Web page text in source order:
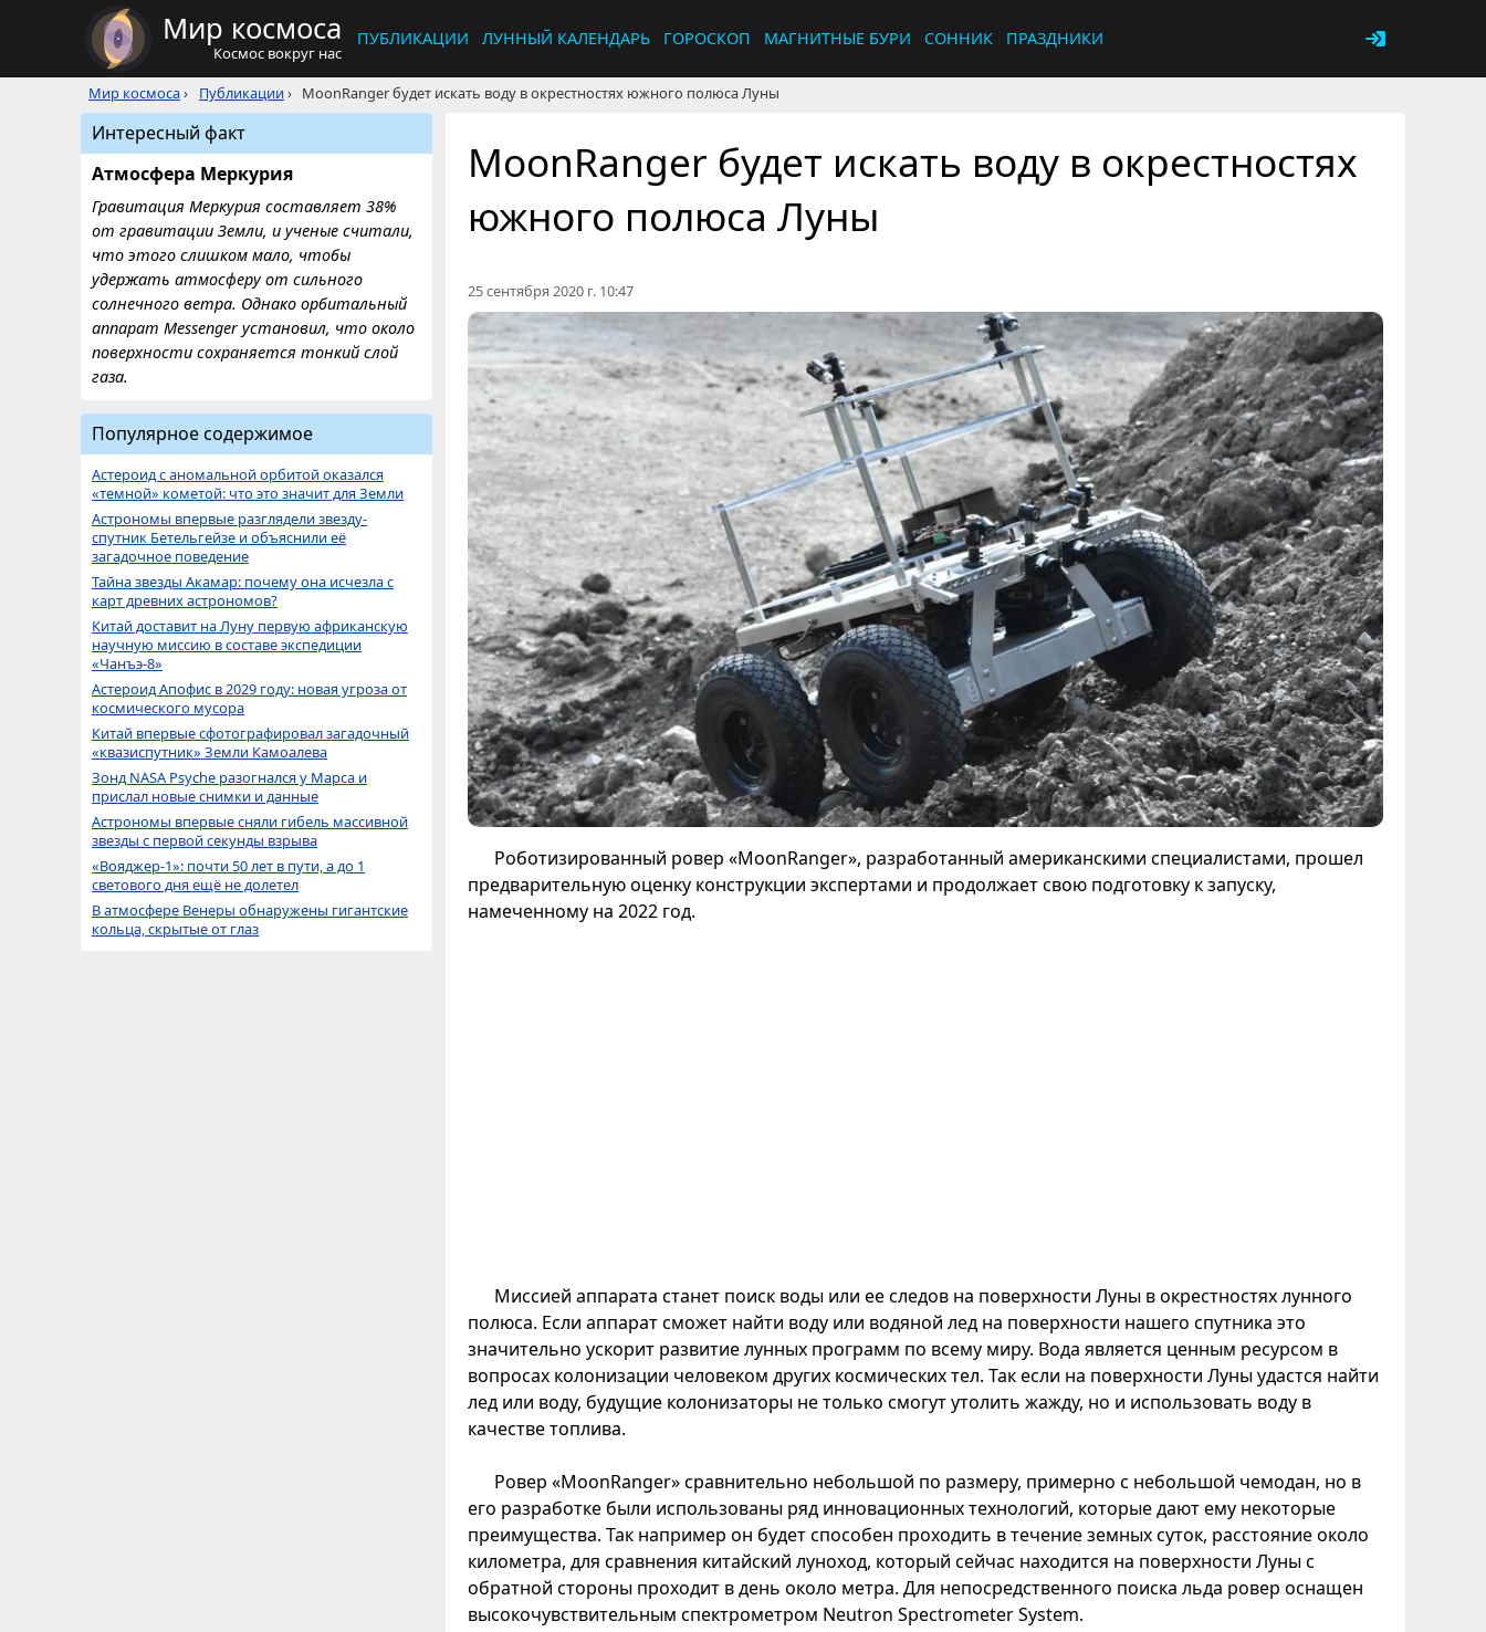
Мир космоса
Космос вокруг нас
ПУБЛИКАЦИИ ЛУННЫЙ КАЛЕНДАРЬ ГОРОСКОП МАГНИТНЫЕ БУРИ СОННИК ПРАЗДНИКИ
Мир космоса› Публикации› MoonRanger будет искать воду в окрестностях южного полюса Луны
MoonRanger будет искать воду в окрестностях
южного полюса Луны
25 сентября 2020 г. 10:47
Роботизированный ровер «MoonRanger», разработанный американскими специалистами, прошел
предварительную оценку конструкции экспертами и продолжает свою подготовку к запуску,
намеченному на 2022 год.
Миссией аппарата станет поиск воды или ее следов на поверхности Луны в окрестностях лунного
полюса. Если аппарат сможет найти воду или водяной лед на поверхности нашего спутника это
значительно ускорит развитие лунных программ по всему миру. Вода является ценным ресурсом в
вопросах колонизации человеком других космических тел. Так если на поверхности Луны удастся найти
лед или воду, будущие колонизаторы не только смогут утолить жажду, но и использовать воду в
качестве топлива.
Ровер «MoonRanger» сравнительно небольшой по размеру, примерно с небольшой чемодан, но в
его разработке были использованы ряд инновационных технологий, которые дают ему некоторые
преимущества. Так например он будет способен проходить в течение земных суток, расстояние около
километра, для сравнения китайский луноход, который сейчас находится на поверхности Луны с
обратной стороны проходит в день около метра. Для непосредственного поиска льда ровер оснащен
высокочувствительным спектрометром Neutron Spectrometer System.
Интересный факт
Атмосфера Меркурия
Гравитация Меркурия составляет 38%
от гравитации Земли, и ученые считали,
что этого слишком мало, чтобы
удержать атмосферу от сильного
солнечного ветра. Однако орбитальный
аппарат Messenger установил, что около
поверхности сохраняется тонкий слой
газа.
Популярное содержимое
Астероид с аномальной орбитой оказался
«темной» кометой: что это значит для Земли
Астрономы впервые разглядели звезду-
спутник Бетельгейзе и объяснили её
загадочное поведение
Тайна звезды Акамар: почему она исчезла с
карт древних астрономов?
Китай доставит на Луну первую африканскую
научную миссию в составе экспедиции
«Чанъэ-8»
Астероид Апофис в 2029 году: новая угроза от
космического мусора
Китай впервые сфотографировал загадочный
«квазиспутник» Земли Камоалева
Зонд NASA Psyche разогнался у Марса и
прислал новые снимки и данные
Астрономы впервые сняли гибель массивной
звезды с первой секунды взрыва
«Вояджер-1»: почти 50 лет в пути, а до 1
светового дня ещё не долетел
В атмосфере Венеры обнаружены гигантские
кольца, скрытые от глаз